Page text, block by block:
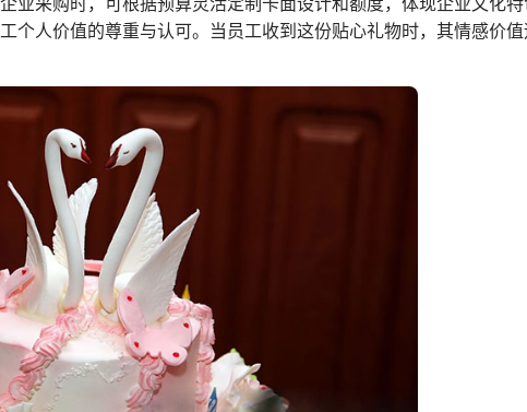
个人价值的尊重与认可。当员工收到这份贴心礼物时，其情感价